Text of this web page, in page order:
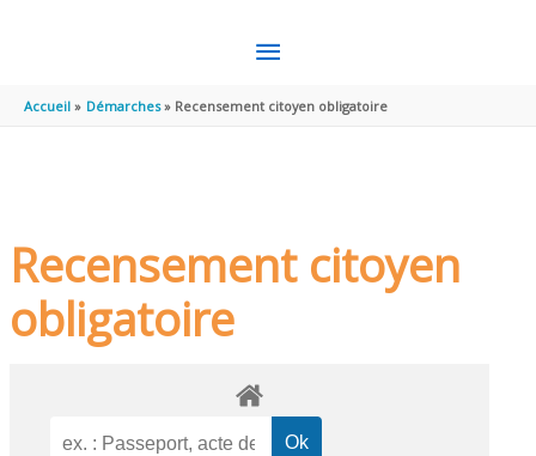
MENU
PRINCIPAL
Accueil Démarches Recensement citoyen obligatoire
Recensement citoyen
obligatoire